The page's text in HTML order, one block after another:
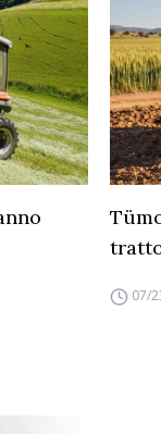
07/